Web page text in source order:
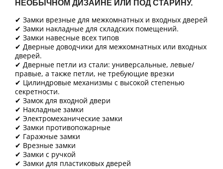
НЕОБЫЧНОМ ДИЗАЙНЕ ИЛИ ПОД СТАРИНУ.
✔ Замки врезные для межкомнатных и входных дверей
✔ Замки накладные для складских помещений.
✔ Замки навесные всех типов
✔ Дверные доводчики для межкомнатных или входных
дверей.
✔ Дверные петли из стали: универсальные, левые/
правые, а также петли, не требующие врезки
✔ Цилиндровые механизмы с высокой степенью
секретности.
✔ Замок для входной двери
✔ Накладные замки
✔ Электромеханические замки
✔ Замки противопожарные
✔ Гаражные замки
✔ Врезные замки
✔ Замки с ручкой
✔ Замки для пластиковых дверей